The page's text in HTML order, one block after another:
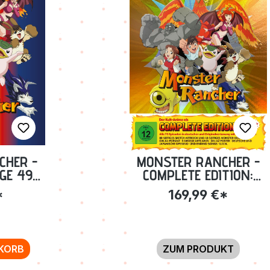
-
49-
MONSTER RANCHER -
COMPLETE EDITION:
FOLGE 01-73 [BLU-
RAY]
169,99 €*
ZUM PRODUKT